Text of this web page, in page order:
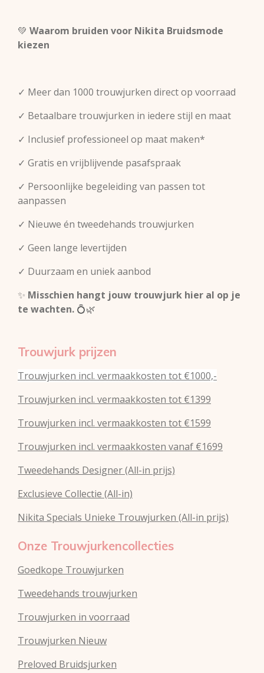
💚 Waarom bruiden voor Nikita Bruidsmode
kiezen
✓ Meer dan 1000 trouwjurken direct op voorraad
✓ Betaalbare trouwjurken in iedere stijl en maat
✓ Inclusief professioneel op maat maken*
✓ Gratis en vrijblijvende pasafspraak
✓ Persoonlijke begeleiding van passen tot
aanpassen
✓ Nieuwe én tweedehands trouwjurken
✓ Geen lange levertijden
✓ Duurzaam en uniek aanbod
✨ Misschien hangt jouw trouwjurk hier al op je
te wachten. 💍🌿
Trouwjurk prijzen
Trouwjurken incl. vermaakkosten tot €1000,-
Trouwjurken incl. vermaakkosten tot €1399
Trouwjurken incl. vermaakkosten tot €1599
Trouwjurken incl. vermaakkosten vanaf €1699
Tweedehands Designer (All-in prijs)
Exclusieve Collectie (All-in)
Nikita Specials Unieke Trouwjurken (All-in prijs)
Onze Trouwjurkencollecties
Goedkope Trouwjurken
Tweedehands trouwjurken
Trouwjurken in voorraad
Trouwjurken Nieuw
Preloved Bruidsjurken